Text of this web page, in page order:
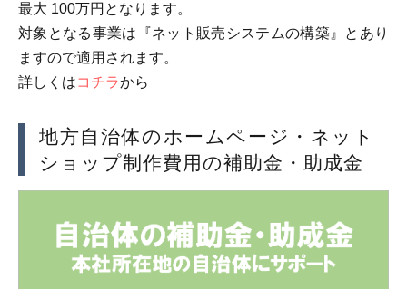
最大 100万円となります。
対象となる事業は『ネット販売システムの構築』とあり
ますので適用されます。
詳しくはコチラから
地方自治体のホームページ・ネット
ショップ制作費用の補助金・助成金